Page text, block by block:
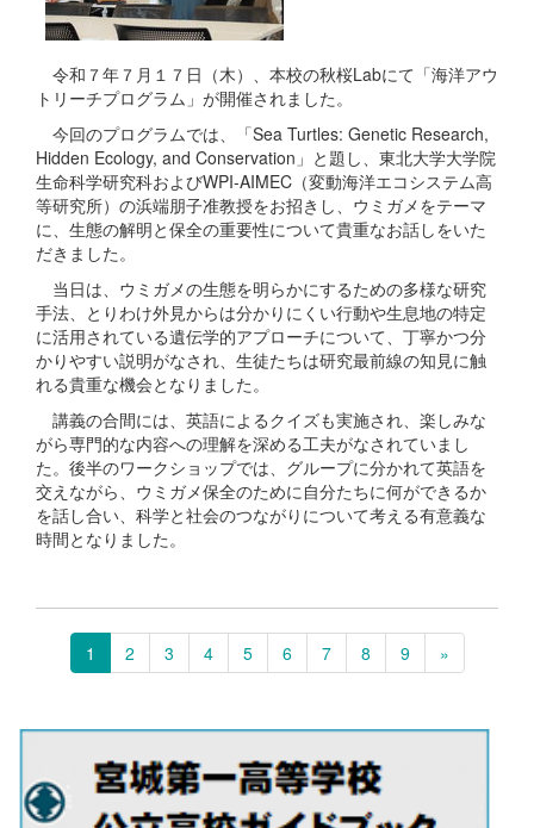
令和７年７月１７日（木）、本校の秋桜Labにて「海洋アウ
トリーチプログラム」が開催されました。
今回のプログラムでは、「Sea Turtles: Genetic Research,
Hidden Ecology, and Conservation」と題し、東北大学大学院
生命科学研究科およびWPI-AIMEC（変動海洋エコシステム高
等研究所）の浜端朋子准教授をお招きし、ウミガメをテーマ
に、生態の解明と保全の重要性について貴重なお話しをいた
だきました。
当日は、ウミガメの生態を明らかにするための多様な研究
手法、とりわけ外見からは分かりにくい行動や生息地の特定
に活用されている遺伝学的アプローチについて、丁寧かつ分
かりやすい説明がなされ、生徒たちは研究最前線の知見に触
れる貴重な機会となりました。
講義の合間には、英語によるクイズも実施され、楽しみな
がら専門的な内容への理解を深める工夫がなされていまし
た。後半のワークショップでは、グループに分かれて英語を
交えながら、ウミガメ保全のために自分たちに何ができるか
を話し合い、科学と社会のつながりについて考える有意義な
時間となりました。
1 2 3 4 5 6 7 8 9 »